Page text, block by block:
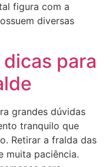
figura com a
diversas
para
grandes dúvidas
tranquilo que
Retirar a fralda das
muita paciência.